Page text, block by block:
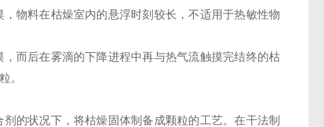
物料在枯燥室内的悬浮时刻较长，不适用于热敏性物
而后在雾滴的下降进程中再与热气流触摸完结终的枯
。
的状况下，将枯燥固体制备成颗粒的工艺。在干法制